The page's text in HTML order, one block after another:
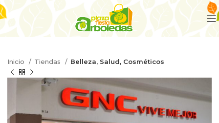
Inicio Tiendas Belleza, Salud, Cosméticos